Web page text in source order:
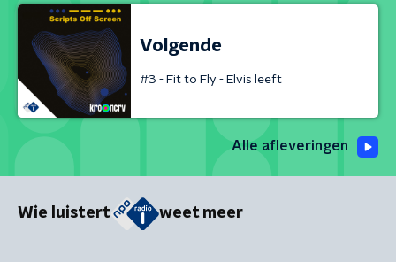
Volgende
#3 - Fit to Fly - Elvis leeft
Alle afleveringen
Wie luistert weet meer